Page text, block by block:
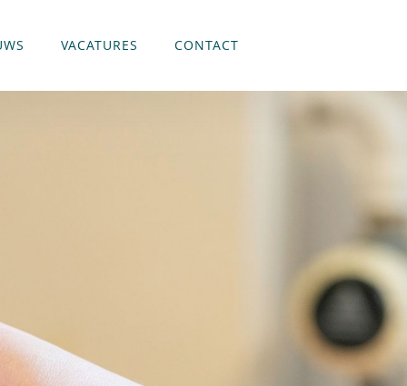
VACATURES CONTACT